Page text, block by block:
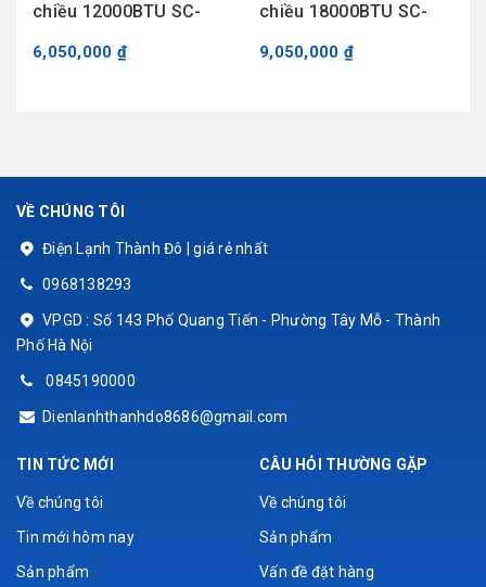
chiều 12000BTU SC-
6,050,000 ₫
chiều 18000BTU SC-
9,050,000 ₫
VỀ CHÚNG TÔI
Điện Lạnh Thành Đô | giá rẻ nhất
0968138293
VPGD : Số 143 Phố Quang Tiến - Phường Tây Mỗ - Thành
Phố Hà Nội
0845190000
Dienlanhthanhdo8686@gmail.com
TIN TỨC MỚI
Về chúng tôi
Tin mới hôm nay
Sản phẩm
CÂU HỎI THƯỜNG GẶP
Về chúng tôi
Sản phẩm
Vấn đề đặt hàng